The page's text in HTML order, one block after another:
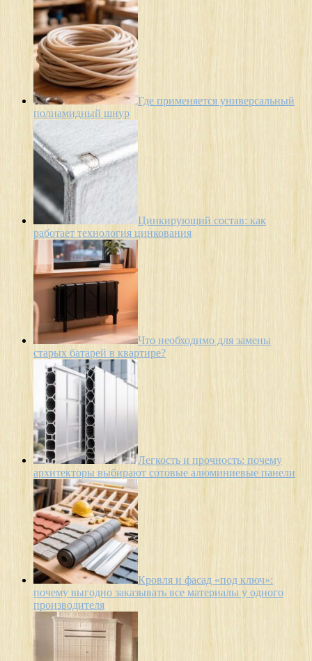
Где применяется универсальный
полиамидный шнур
Цинкирующий состав: как
работает технология цинкования
Что необходимо для замены
старых батарей в квартире?
Легкость и прочность: почему
архитекторы выбирают сотовые алюминиевые панели
Кровля и фасад «под ключ»:
почему выгодно заказывать все материалы у одного
производителя